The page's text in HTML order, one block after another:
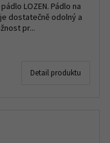
LOZEN. Pádlo na
dostatečně odolný a
pr...
Detail produktu